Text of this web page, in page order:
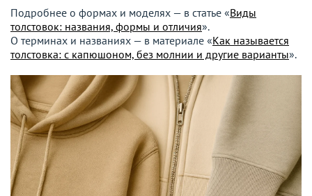
Подробнее о формах и моделях — в статье «Виды
толстовок: названия, формы и отличия».
О терминах и названиях — в материале «Как называется
толстовка: с капюшоном, без молнии и другие варианты».